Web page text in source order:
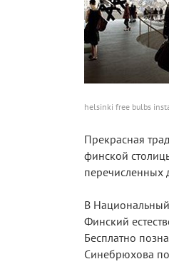
helsinki free bulbs
Прекрасная
финской
перечисленных
В
Финский
Бесплатно
Синебрюхова